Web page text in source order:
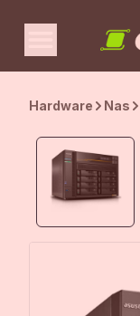
Hardware Nas